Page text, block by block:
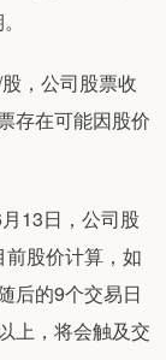
，公司股票收
存在可能因股价
13日，公司股
股价计算，如
后的9个交易日
上，将会触及交